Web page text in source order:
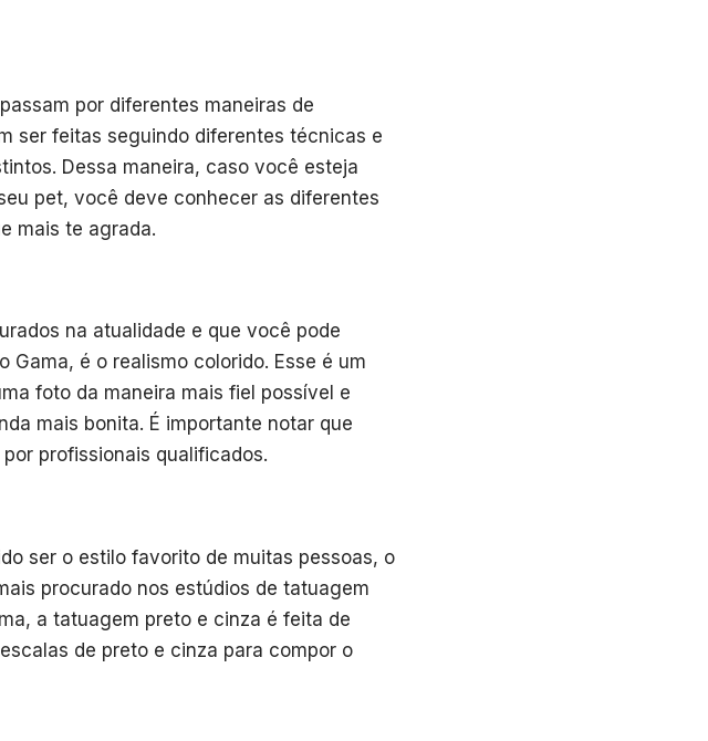
por diferentes maneiras de
ser feitas seguindo diferentes técnicas e
Dessa maneira, caso você esteja
pet, você deve conhecer as diferentes
mais te agrada.
na atualidade e que você pode
é o realismo colorido. Esse é um
foto da maneira mais fiel possível e
mais bonita. É importante notar que
profissionais qualificados.
ser o estilo favorito de muitas pessoas, o
procurado nos estúdios de tatuagem
a tatuagem preto e cinza é feita de
de preto e cinza para compor o